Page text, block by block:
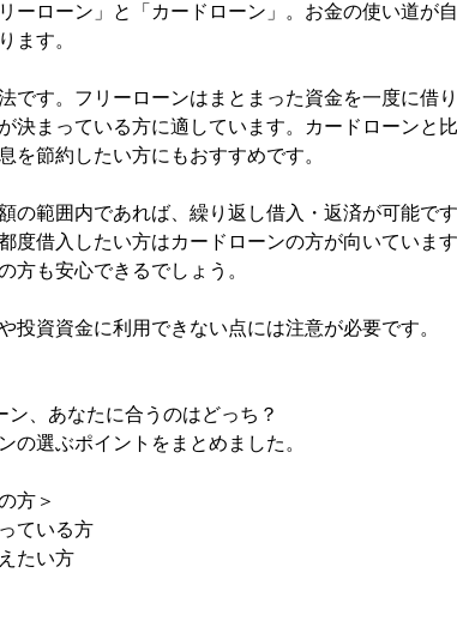
ーローン」と「カードローン」。お金の使い道が
ます。
です。フリーローンはまとまった資金を一度に借
決まっている方に適しています。カードローンと
を節約したい方にもおすすめです。
の範囲内であれば、繰り返し借入・返済が可能で
度借入したい方はカードローンの方が向いていま
方も安心できるでしょう。
投資資金に利用できない点には注意が必要です。
、あなたに合うのはどっち？
の選ぶポイントをまとめました。
方＞
ている方
たい方